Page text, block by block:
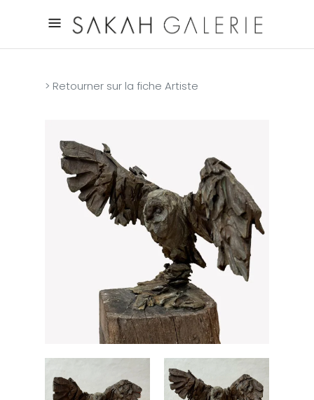
> Retourner sur la fiche Artiste